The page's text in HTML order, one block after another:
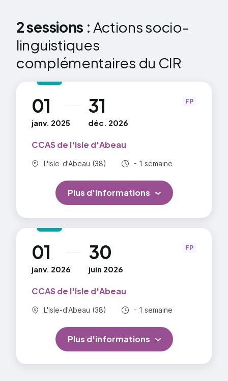
2 sessions :Actions socio-
linguistiques
complémentaires du CIR
01
janv. 2025
au 31
déc. 2026
CCAS de l'Isle d'Abeau
Commune :
L'Isle-d'Abeau (38) Durée totale :
- 1 semaine
FP
Plus d'informations
01
janv. 2026
au 30
juin 2026
CCAS de l'Isle d'Abeau
Commune :
L'Isle-d'Abeau (38) Durée totale :
- 1 semaine
FP
Plus d'informations